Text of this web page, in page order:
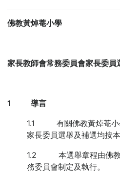
佛教黃焯菴小學
家長教師會常務委員會家長委員
1 導言
1.1 有關佛教黃焯菴小
家長委員選舉及補選均按
1.2 本選舉章程由佛教
務委員會制定及執行。